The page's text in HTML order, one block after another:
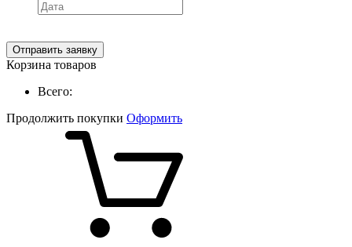
Отправить заявку
Корзина товаров
Всего:
Продолжить покупки Оформить